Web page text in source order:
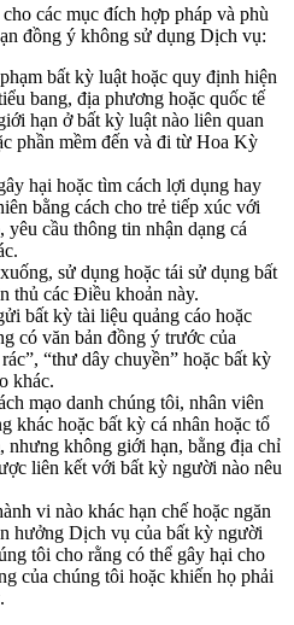
các mục đích hợp pháp và phù
đồng ý không sử dụng Dịch vụ:
bất kỳ luật hoặc quy định hiện
bang, địa phương hoặc quốc tế
hạn ở bất kỳ luật nào liên quan
phần mềm đến và đi từ Hoa Kỳ
hại hoặc tìm cách lợi dụng hay
bằng cách cho trẻ tiếp xúc với
cầu thông tin nhận dạng cá
sử dụng hoặc tái sử dụng bất
thủ các Điều khoản này.
bất kỳ tài liệu quảng cáo hoặc
có văn bản đồng ý trước của
“thư dây chuyền” hoặc bất kỳ
khác.
mạo danh chúng tôi, nhân viên
khác hoặc bất kỳ cá nhân hoặc tổ
nhưng không giới hạn, bằng địa chỉ
liên kết với bất kỳ người nào nêu
vi nào khác hạn chế hoặc ngăn
hưởng Dịch vụ của bất kỳ người
tôi cho rằng có thể gây hại cho
của chúng tôi hoặc khiến họ phải